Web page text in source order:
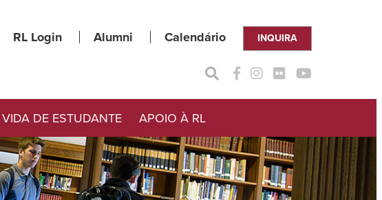
RL Login Alumni Calendário INQUIRA
VIDA DE ESTUDANTE APOIO À RL